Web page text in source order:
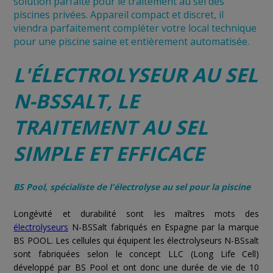
piscines privées. Appareil compact et discret, il
viendra parfaitement compléter votre local technique
pour une piscine saine et entièrement automatisée.
L'ÉLECTROLYSEUR AU SEL
N-BSSALT, LE
TRAITEMENT AU SEL
SIMPLE ET EFFICACE
BS Pool, spécialiste de l'électrolyse au sel pour la piscine
Longévité et durabilité sont les maîtres mots des
électrolyseurs N-BSSalt fabriqués en Espagne par la marque
BS POOL. Les cellules qui équipent les électrolyseurs N-BSsalt
sont fabriquées selon le concept LLC (Long Life Cell)
développé par BS Pool et ont donc une durée de vie de 10